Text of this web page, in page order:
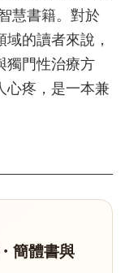
慧書籍。對於
的讀者來說，
獨門性治療方
心疼，是一本兼